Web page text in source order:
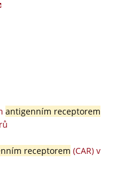
antigenním receptorem
receptorem (CAR) v